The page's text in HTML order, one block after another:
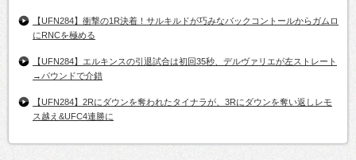
【UFN284】衝撃の1R決着！サルキルドが巧みなバックコントールからガムロ
にRNCを極める
【UFN284】エルキンスの引退試合は初回35秒、デルヴァリエが左ストレート
→パウンドで介錯
【UFN284】2Rにダウンを奪われたタイナラが、3Rにダウンを奪い返しレモ
ス越え&UFC4連勝に